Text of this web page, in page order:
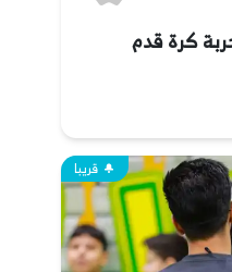
كرة قدم
قريبا